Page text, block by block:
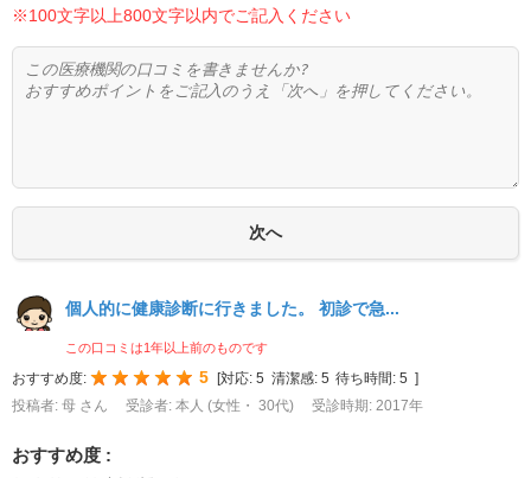
※100文字以上800文字以内でご記入ください
個人的に健康診断に行きました。 初診で急...
この口コミは1年以上前のものです
おすすめ度: 5 [対応: 5 清潔感: 5 待ち時間: 5 ]
投稿者: 母 さん
受診者: 本人 (女性・ 30代) 受診時期: 2017年
おすすめ度 :